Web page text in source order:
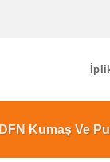
DFN Kumaş Ve